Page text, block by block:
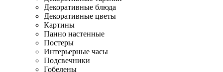
Декоративные блюда
Декоративные цветы
Картины
Панно настенные
Постеры
Интерьерные часы
Подсвечники
Гобелены